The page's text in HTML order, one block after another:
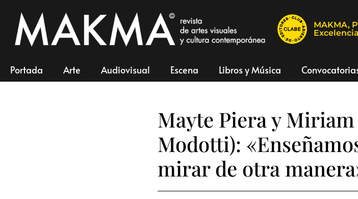
MAKMA,
Portada Arte Audiovisual Escena Libros y Música
Mayte Piera y
Modotti):
mirar de otra